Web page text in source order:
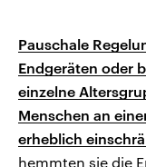
Pauschale
Endgeräten oder
einzelne
Menschen an
erheblich
hemmten sie die